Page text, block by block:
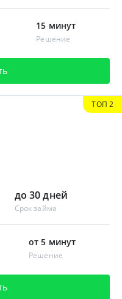
15 минут
Решение
до 30 дней
Срок займа
от 5 минут
Решение
ТОП 2